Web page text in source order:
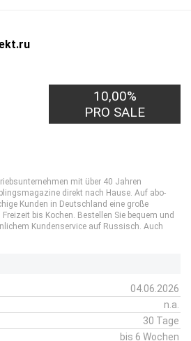
10,00%
PRO SALE
mit über 40 Jahren
direkt nach Hause. Auf abo-
Kunden in Deutschland eine große
bis Kochen. Bestellen Sie bequem und
Kundenservice auf Russisch. Auch
04.06.2026
n.a.
30 Tage
bis 6 Wochen